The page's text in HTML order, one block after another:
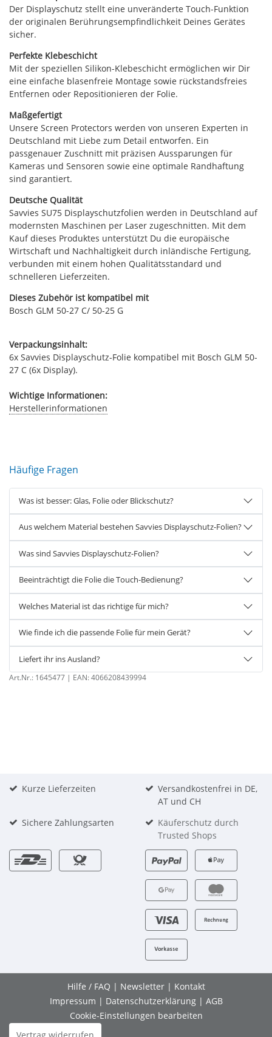
Der Displayschutz stellt eine unveränderte Touch-Funktion
der originalen Berührungsempfindlichkeit Deines Gerätes
sicher.
Perfekte Klebeschicht
Mit der speziellen Silikon-Klebeschicht ermöglichen wir Dir
eine einfache blasenfreie Montage sowie rückstandsfreies
Entfernen oder Repositionieren der Folie.
Maßgefertigt
Unsere Screen Protectors werden von unseren Experten in
Deutschland mit Liebe zum Detail entworfen. Ein
passgenauer Zuschnitt mit präzisen Aussparungen für
Kameras und Sensoren sowie eine optimale Randhaftung
sind garantiert.
Deutsche Qualität
Savvies SU75 Displayschutzfolien werden in Deutschland auf
modernsten Maschinen per Laser zugeschnitten. Mit dem
Kauf dieses Produktes unterstützt Du die europäische
Wirtschaft und Nachhaltigkeit durch inländische Fertigung,
verbunden mit einem hohen Qualitätsstandard und
schnelleren Lieferzeiten.
Dieses Zubehör ist kompatibel mit
Bosch GLM 50-27 C/ 50-25 G
Verpackungsinhalt:
6x Savvies Displayschutz-Folie kompatibel mit Bosch GLM 50-
27 C (6x Display).
Wichtige Informationen:
Herstellerinformationen
Häufige Fragen
Was ist besser: Glas, Folie oder Blickschutz?
Aus welchem Material bestehen Savvies Displayschutz-Folien?
Was sind Savvies Displayschutz-Folien?
Beeinträchtigt die Folie die Touch-Bedienung?
Welches Material ist das richtige für mich?
Wie finde ich die passende Folie für mein Gerät?
Liefert ihr ins Ausland?
Art.Nr.: 1645477 | EAN:4066208439994
Kurze Lieferzeiten
Versandkostenfrei in DE,
AT und CH
Sichere Zahlungsarten
Käuferschutz durch
Trusted Shops
Hilfe / FAQ | Newsletter | Kontakt
Impressum | Datenschutzerklärung | AGB
Cookie-Einstellungen bearbeiten